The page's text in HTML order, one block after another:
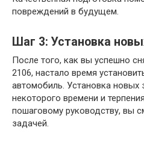
повреждений в будущем.
Шаг 3: Установка
После того, как вы успешно
2106, настало время
автомобиль. Установка новых
некоторого времени и
пошаговому руководству, вы
задачей.